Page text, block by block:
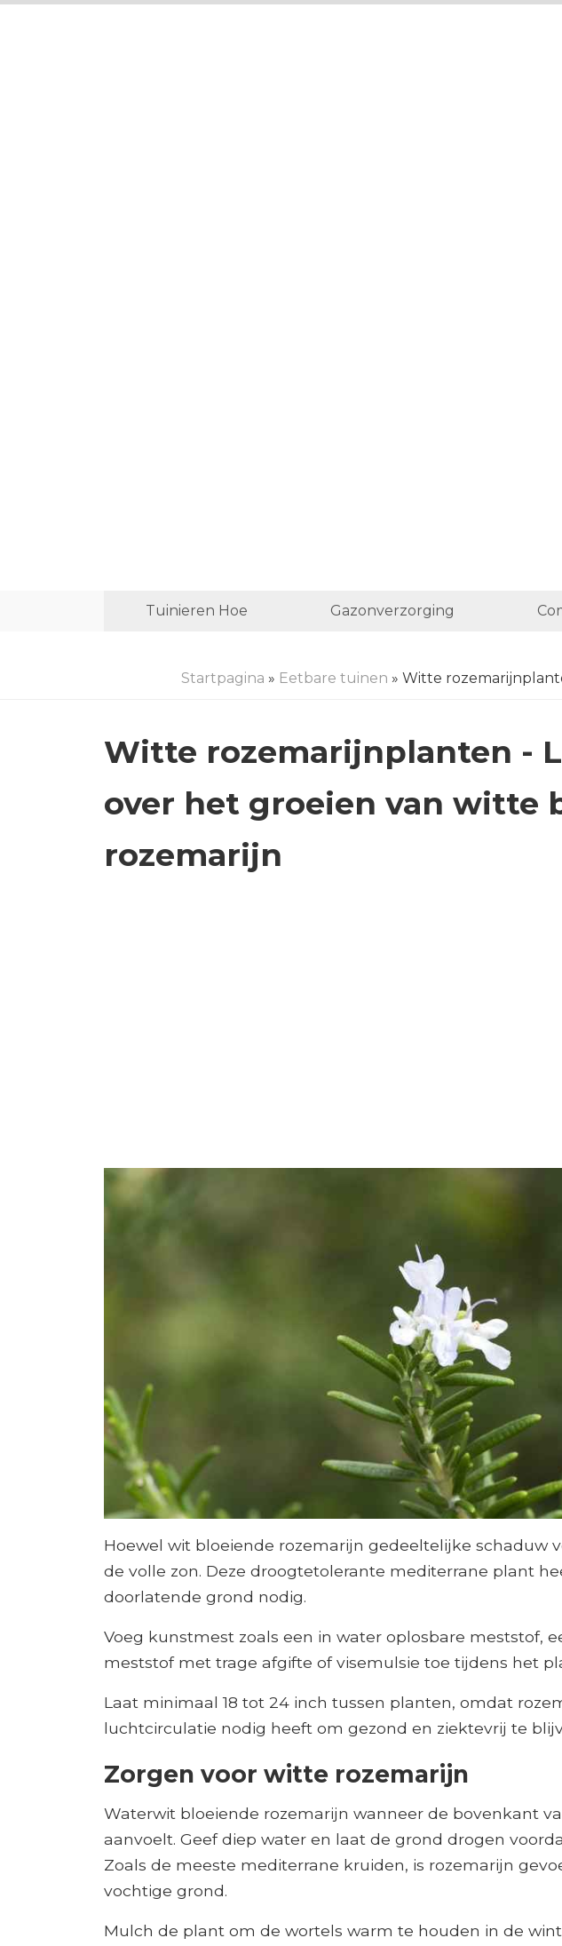
Tuinieren Hoe Gazonverzorging
Startpagina » Eetbare tuinen » Witte
Witte rozemarijnplanten -
over het groeien van witte
rozemarijn
Hoewel wit bloeiende rozemarijn gedeeltelijke schaduw
de volle zon. Deze droogtetolerante mediterrane plant
doorlatende grond nodig.
Voeg kunstmest zoals een in water oplosbare meststof,
meststof met trage afgifte of visemulsie toe tijdens het
Laat minimaal 18 tot 24 inch tussen planten, omdat
luchtcirculatie nodig heeft om gezond en ziektevrij te
Zorgen voor witte rozemarijn
Waterwit bloeiende rozemarijn wanneer de bovenkant
aanvoelt. Geef diep water en laat de grond drogen
Zoals de meeste mediterrane kruiden, is rozemarijn
vochtige grond.
Mulch de plant om de wortels warm te houden in de